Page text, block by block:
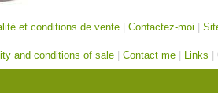
et conditions de vente Contactez-moi
and conditions of sale Contact me Links